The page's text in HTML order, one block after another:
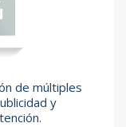
de múltiples
y